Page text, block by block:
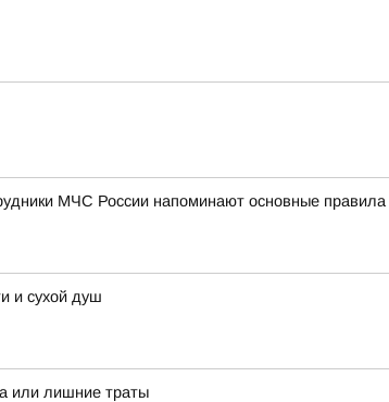
МЧС России напоминают основные правила
и сухой душ
или лишние траты